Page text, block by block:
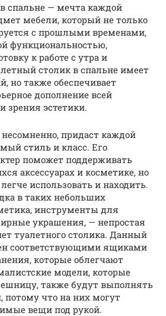
спальне — мечта каждой
мебели, который не только
с прошлыми временами,
функциональностью,
к работе с утра и
столик в спальне имеет
но также обеспечивает
дополнение всей
зрения эстетики.
придаст каждой
стиль и класс. Его
поможет поддерживать
аксессуарах и косметике, но
использовать и находить.
в таких небольших
инструменты для
украшения, — непростая
туалетного столика. Данный
соответствующими ящиками
которые облегчают
модели, которые
также будут выполнять
что на них могут
вещи под рукой.